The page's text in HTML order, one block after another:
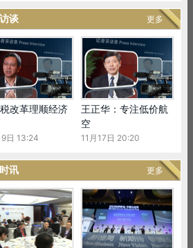
更多
谈
改革理顺经济
日 13:24
王正华：专注低价航
空
11月17日 20:20
更多
讯